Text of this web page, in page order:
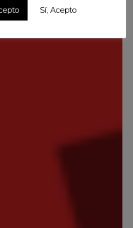
Sí, Acepto